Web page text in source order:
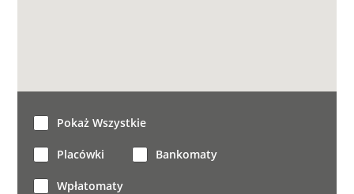
Pokaż Wszystkie
Placówki Bankomaty
Wpłatomaty